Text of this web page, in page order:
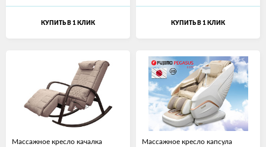
КУПИТЬ В 1 КЛИК КУПИТЬ В 1 КЛИК
Массажное кресло качалка
Массажное кресло капсула